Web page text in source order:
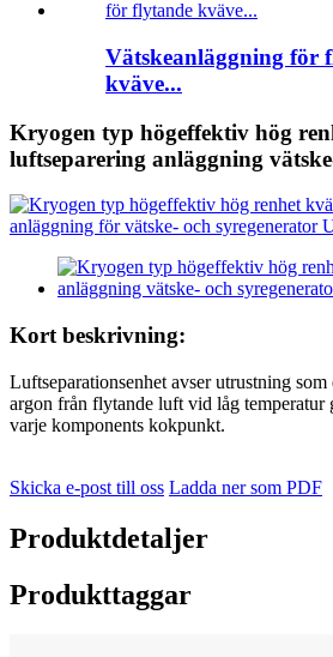
Vätskeanläggning för
kväve...
Kryogen typ högeffektiv hög
luftseparering anläggning
Kort beskrivning:
Luftseparationsenhet avser utrustning
argon från flytande luft vid låg temperatur
varje komponents kokpunkt.
Skicka e-post till oss Ladda ner som PDF
Produktdetaljer
Produkttaggar